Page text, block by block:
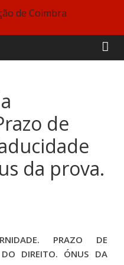
de
da prova.
PRAZO DE
DO DIREITO. ÓNUS DA